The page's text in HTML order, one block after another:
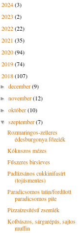
2024(3)
2023 (2)
2022(22)
2021 (35)
2020(94)
2019(74)
2018(107)
►december(9)
►november(12)
►október(10)
▼szeptember(7)
Rozmaringos-zelleres
édesburgonya főzelék
Kókuszos mézes
Fűszeres birsleves
Padlizsános cukkinifasírt
(tojásmentes)
Paradicsomos tatin/fordított
paradicsomos pite
Pizzaízesítésű zsemlék
Kolbászos, sárgarépás, sajtos
muffin